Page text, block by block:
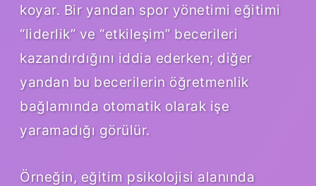
koyar. Bir yandan spor yönetimi eğitimi
“liderlik” ve “etkileşim” becerileri
kazandırdığını iddia ederken; diğer
yandan bu becerilerin öğretmenlik
bağlamında otomatik olarak işe
yaramadığı görülür.
Örneğin, eğitim psikolojisi alanında